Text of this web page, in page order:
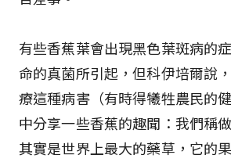
有些香蕉葉會出現黑色葉斑病的
命的真菌所引起，但科伊培爾說
療這種病害（有時得犧牲農民的
中分享一些香蕉的趣聞：我們稱
其實是世界上最大的藥草，它的